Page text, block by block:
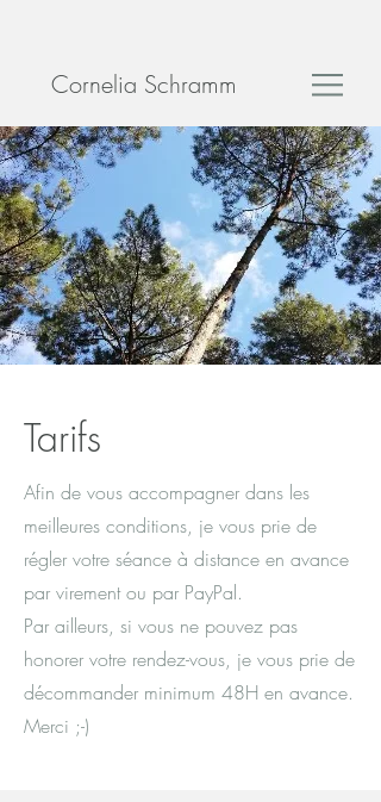
Cornelia Schramm
Tarifs
Afin de vous accompagner dans les
meilleures conditions, je vous prie de
régler votre séance à distance en avance
par virement ou par PayPal.
Par ailleurs, si vous ne pouvez pas
honorer votre rendez-vous, je vous prie de
décommander minimum 48H en avance.
Merci ;-)